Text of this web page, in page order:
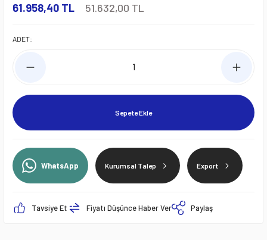
61.958,40 TL 51.632,00 TL
ADET:
Sepete Ekle
WhatsApp Kurumsal Talep Export
Tavsiye Et Fiyatı Düşünce Haber Ver Paylaş